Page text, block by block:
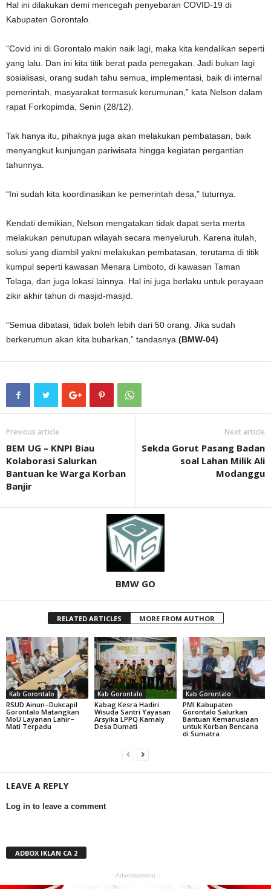
Hal ini dilakukan demi mencegah penyebaran COVID-19 di
Kabupaten Gorontalo.
“Covid ini di Gorontalo makin naik lagi, maka kita kendalikan seperti
yang lalu. Dan ini kita titik berat pada penegakan. Jadi bukan lagi
sosialisasi, orang sudah tahu semua, implementasi, baik di internal
pemerintah, masyarakat termasuk kerumunan,” kata Nelson dalam
rapat Forkopimda, Senin (28/12).
Tak hanya itu, pihaknya juga akan melakukan pembatasan, baik
menyangkut kunjungan pariwisata hingga kegiatan pergantian
tahunnya.
“Ini sudah kita koordinasikan ke pemerintah desa,” tuturnya.
Kendati demikian, Nelson mengatakan tidak dapat serta merta
melakukan penutupan wilayah secara menyeluruh. Karena itulah,
solusi yang diambil yakni melakukan pembatasan, terutama di titik
kumpul seperti kawasan Menara Limboto, di kawasan Taman
Telaga, dan juga lokasi lainnya. Hal ini juga berlaku untuk perayaan
zikir akhir tahun di masjid-masjid.
“Semua dibatasi, tidak boleh lebih dari 50 orang. Jika sudah
berkerumun akan kita bubarkan,” tandasnya.(BMW-04)
Previous article
BEM UG – KNPI Biau
Kolaborasi Salurkan
Bantuan ke Warga Korban
Banjir
Next article
Sekda Gorut Pasang Badan
soal Lahan Milik Ali
Modanggu
BMW GO
RELATED ARTICLES MORE FROM AUTHOR
Kab Gorontalo
RSUD Ainun–Dukcapil
Gorontalo Matangkan
MoU Layanan Lahir–
Mati Terpadu
Kab Gorontalo
Kabag Kesra Hadiri
Wisuda Santri Yayasan
Arsyika LPPQ Kamaly
Desa Dumati
Kab Gorontalo
PMI Kabupaten
Gorontalo Salurkan
Bantuan Kemanusiaan
untuk Korban Bencana
di Sumatra
LEAVE A REPLY
Log in to leave a comment
ADBOX IKLAN CA 2
- Advertisement -